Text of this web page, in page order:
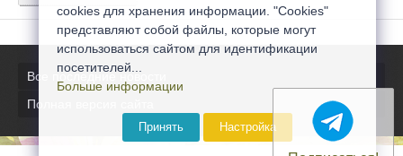
Все последние новости
Полная версия сайта
cookies для хранения информации. "Cookies"
представляют собой файлы, которые могут
использоваться сайтом для идентификации
посетителей...
Больше информации
Принять Настройка